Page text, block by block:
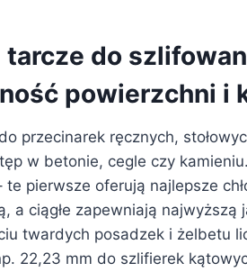
do
powierzchni i
do przecinarek ręcznych,
w betonie, cegle czy
pierwsze oferują najlepsze
a ciągłe zapewniają najwyższą
twardych posadzek i żelbetu
22,23 mm do szlifierek